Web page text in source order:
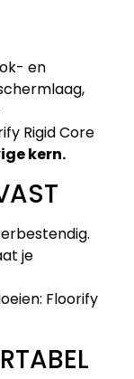
en
Rigid Core
kern.
je
Floorify